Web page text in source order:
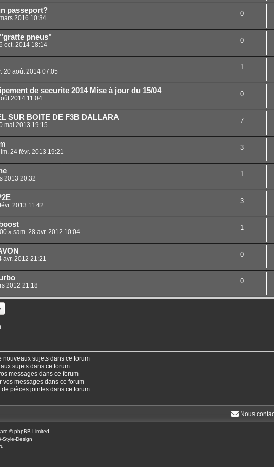
passeport?
2016 10:34
0
pneus"
oct. 2014 18:14
0
20 août 2014 07:05
1
de securite 2014 Mise à jour du 15/04
2014 11:04
0
SUR BOITE DE F3B DALLARA
mai 2013 19:15
7
24 févr. 2013 19:21
3
2013 20:32
1
2013 11:42
3
» sam. 28 avr. 2012 10:04
1
avr. 2012 21:21
0
2012 21:18
0
nouveaux sujets dans ce forum
sujets dans ce forum
messages dans ce forum
vos messages dans ce forum
de pièces jointes dans ce forum
Nous
© phpBB Limited
Style-Design